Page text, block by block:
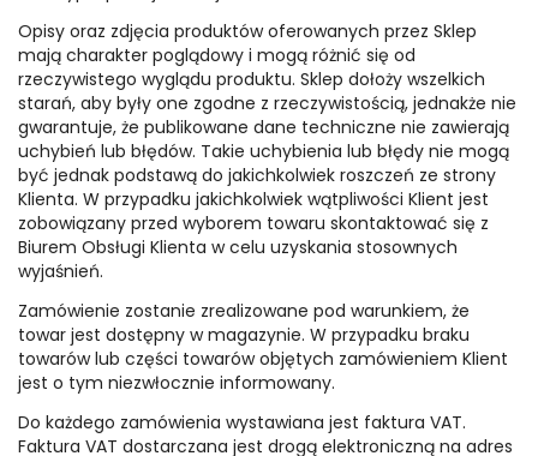
Opisy oraz zdjęcia produktów oferowanych przez Sklep
mają charakter poglądowy i mogą różnić się od
rzeczywistego wyglądu produktu. Sklep dołoży wszelkich
starań, aby były one zgodne z rzeczywistością, jednakże nie
gwarantuje, że publikowane dane techniczne nie zawierają
uchybień lub błędów. Takie uchybienia lub błędy nie mogą
być jednak podstawą do jakichkolwiek roszczeń ze strony
Klienta. W przypadku jakichkolwiek wątpliwości Klient jest
zobowiązany przed wyborem towaru skontaktować się z
Biurem Obsługi Klienta w celu uzyskania stosownych
wyjaśnień.
Zamówienie zostanie zrealizowane pod warunkiem, że
towar jest dostępny w magazynie. W przypadku braku
towarów lub części towarów objętych zamówieniem Klient
jest o tym niezwłocznie informowany.
Do każdego zamówienia wystawiana jest faktura VAT.
Faktura VAT dostarczana jest drogą elektroniczną na adres